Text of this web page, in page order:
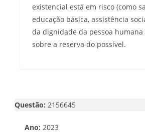
existencial está em risco (como
educação básica, assistência
da dignidade da pessoa humana
sobre a reserva do possível.
Questão: 2156645
Ano: 2023